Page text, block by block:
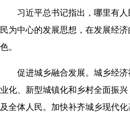
习近平总书记指出，哪里有人
民为中心的发展思想，在发展经
色。
促进城乡融合发展。城乡经济
业化、新型城镇化和乡村全面振
及全体人民。加快补齐城乡现代